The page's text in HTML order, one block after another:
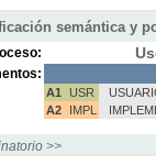
semántica y
A1 USR
A2
IMPL
>>